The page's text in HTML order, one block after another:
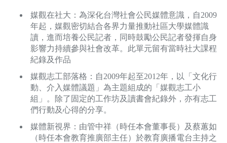
最新消息
監督觀察
優質兒少
媒體素養
媒觀在社大：為深化台灣社會公民媒體意識，自2009
年起，媒觀密切結合各界力量推動社區大學媒體識
讀，進而培養公民記者，同時鼓勵公民記者發揮自身
影響力持續參與社會改革。此單元留有當時社大課程
紀錄及作品
媒觀志工部落格：自2009年起至2012年，以「文化行
動、介入媒體議題」為主題組成的「媒觀志工小
組」。除了固定的工作坊及讀書會紀錄外，亦有志工
們行動及心得的分享。
媒體新視界：由管中祥（時任本會董事長）及蔡蕙如
（時任本會教育推廣部主任）於教育廣播電台主持之